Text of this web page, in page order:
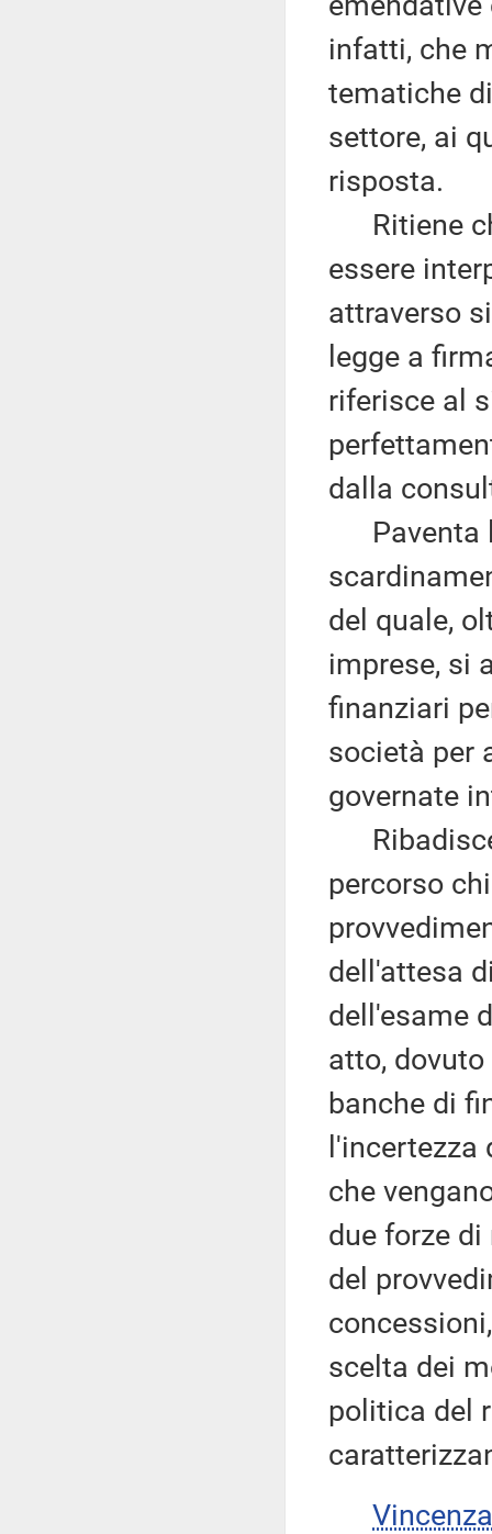
infatti, che
tematiche
settore, ai
risposta.
Ritiene
essere
attraverso
legge a
riferisce al
dalla
Paventa
del quale,
imprese, si
finanziari
società per
governate
percorso
dell'attesa
dell'esame
atto,
banche di
che
due forze
del
scelta dei
politica del